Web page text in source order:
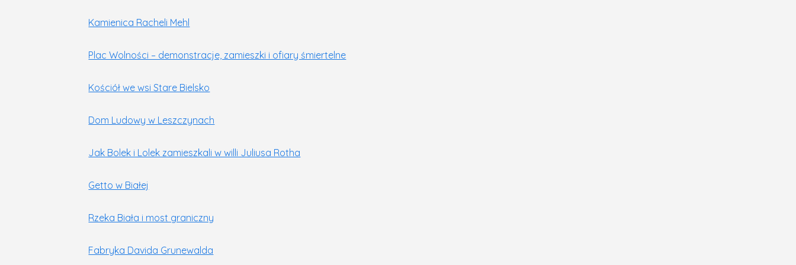
Kamienica Racheli Mehl
Plac Wolności – demonstracje, zamieszki i ofiary śmiertelne
Kościół we wsi Stare Bielsko
Dom Ludowy w Leszczynach
Jak Bolek i Lolek zamieszkali w willi Juliusa Rotha
Getto w Białej
Rzeka Biała i most graniczny
Fabryka Davida Grunewalda